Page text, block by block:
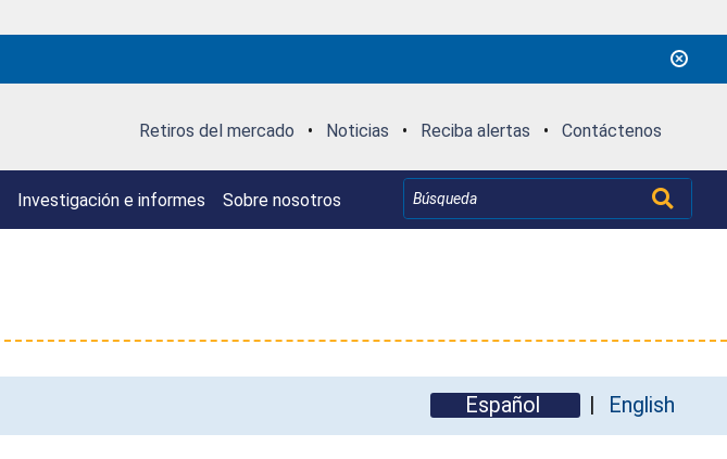
Retiros del mercado • Noticias • Reciba alertas • Contáctenos
Investigación e informes Sobre nosotros
Español English